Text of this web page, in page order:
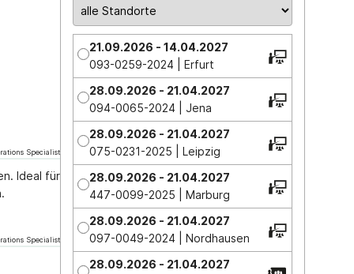
Specialist
Ideal für
Specialist
21.09.2026 - 14.04.2027
093-0259-2024 | Erfurt
28.09.2026 - 21.04.2027
094-0065-2024 | Jena
28.09.2026 - 21.04.2027
075-0231-2025 | Leipzig
28.09.2026 - 21.04.2027
447-0099-2025 | Marburg
28.09.2026 - 21.04.2027
097-0049-2024 | Nordhausen
28.09.2026 - 21.04.2027